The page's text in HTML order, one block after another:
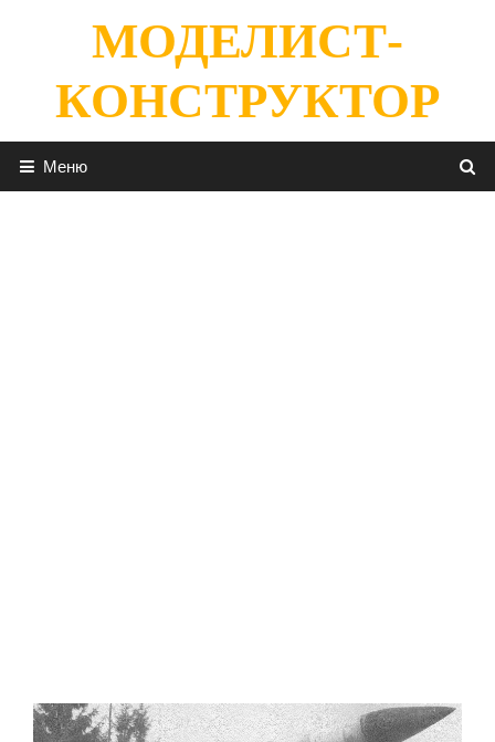
содержимомуМОДЕЛИСТ-
КОНСТРУКТОР
Меню